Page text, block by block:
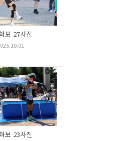
보 27사진
보 23사진